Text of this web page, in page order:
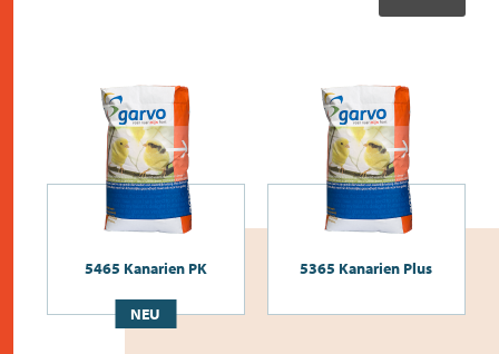
5465 Kanarien PK
NEU
5365 Kanarien Plus